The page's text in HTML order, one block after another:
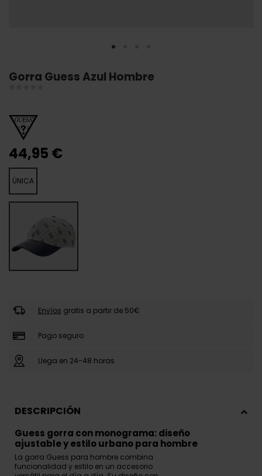
Gorra Guess Azul Hombre
44,95 €
ÚNICA
Envíos gratis a partir de 50€
Pago seguro
Llega en 24-48 horas
DESCRIPCIÓN
Guess gorra con monograma: diseño
ajustable y estilo urbano para hombre
La gorra Guess para hombre combina
funcionalidad y estilo en un accesorio